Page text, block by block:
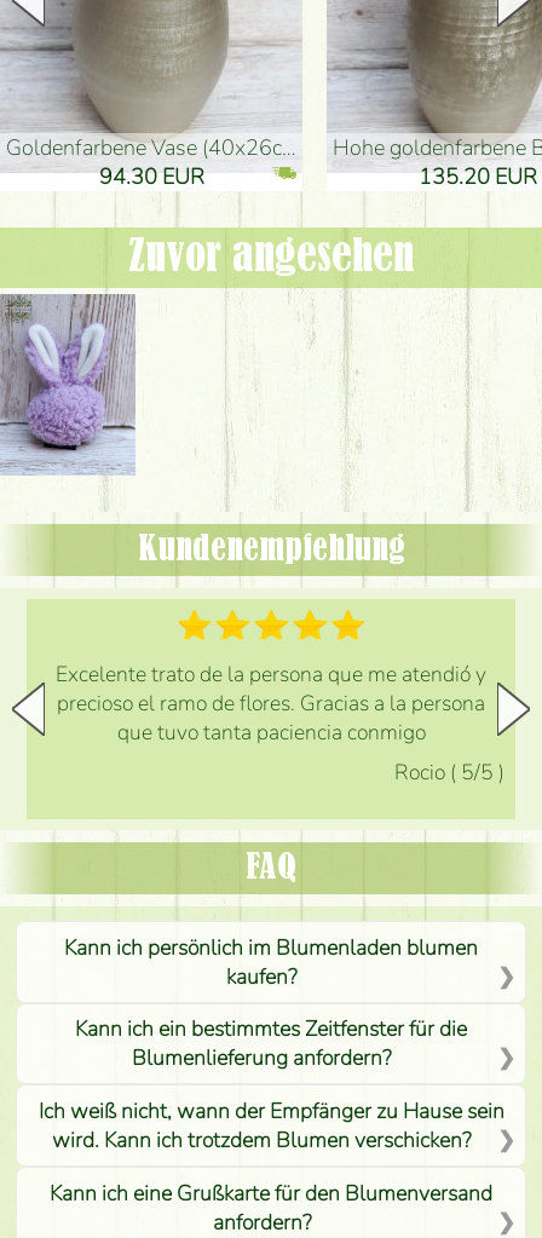
goldenfarbene Vase (40x26cm)
94.30 EUR
hohe goldenfarbene
135.20 EUR
Zuvor angesehen
Kundenempfehlung
Excelente trato de la persona que me atendió y
precioso el ramo de flores. Gracias a la persona
que tuvo tanta paciencia conmigo
Rocio ( 5/5 )
FAQ
Kann ich persönlich im Blumenladen blumen
kaufen?
Kann ich ein bestimmtes Zeitfenster für die
Blumenlieferung anfordern?
Ich weiß nicht, wann der Empfänger zu Hause sein
wird. Kann ich trotzdem Blumen verschicken?
Kann ich eine Grußkarte für den Blumenversand
anfordern?